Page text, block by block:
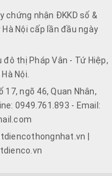
chứng nhận ĐKKD số &
Nội cấp lần đầu ngày
đô thị Pháp Vân - Tứ Hiệp,
Nội.
17, ngõ 46, Quan Nhân,
0949.761.893 - Email:
|